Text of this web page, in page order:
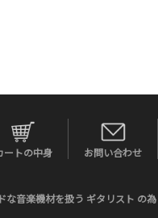
ートの中身 お問い合わせ
な音楽機材を扱う ギタリスト の為